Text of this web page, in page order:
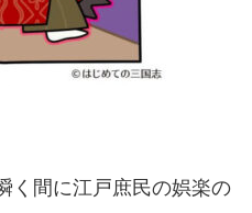
く間に江戸庶民の娯楽の